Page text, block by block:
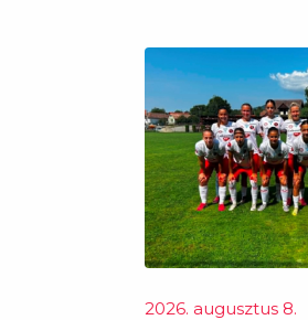
2026. augusztus 8.